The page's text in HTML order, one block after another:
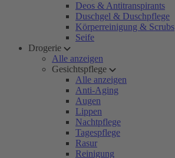
Deos & Antitranspirants
Duschgel & Duschpflege
Körperreinigung & Scrubs
Seife
Drogerie
Alle anzeigen
Gesichtspflege
Alle anzeigen
Anti-Aging
Augen
Lippen
Nachtpflege
Tagespflege
Rasur
Reinigung